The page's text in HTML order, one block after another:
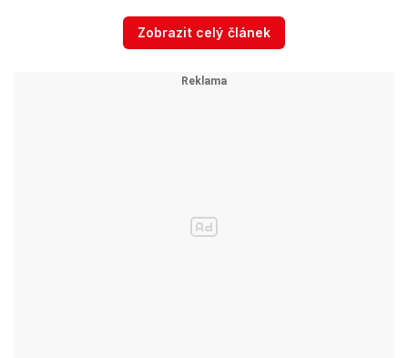
AniDef pomohl již před osmi lety po ukončení
provozu útulku v Pcherech na Kladensku.
nebyl o spolupráci velký zájem,
Zobrazit celý článek